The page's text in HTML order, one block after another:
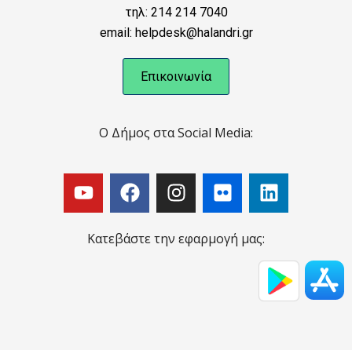
τηλ: 214 214 7040
email: helpdesk@halandri.gr
Επικοινωνία
Ο Δήμος στα Social Media:
Κατεβάστε την εφαρμογή μας: